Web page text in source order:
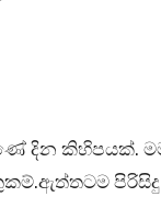
දින කිහිපයක්.